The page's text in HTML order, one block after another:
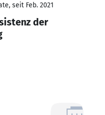
seit Feb. 2021
der